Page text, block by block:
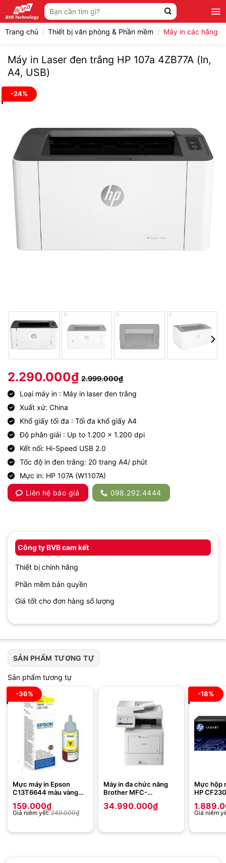
qua
nội
Tìm
kiếm:
Trang chủ / Thiết bị văn phòng & Phần mềm / Máy in các hãng
Máy in Laser đen trắng HP 107a 4ZB77A (In,
A4, USB)
-24%
2.290.000₫ 2.999.000₫
Loại máy in : Máy in laser đen trắng
Xuất xứ: China
Khổ giấy tối đa : Tối đa khổ giấy A4
Độ phân giải : Up to 1.200 x 1.200 dpi
Kết nối: Hi-Speed USB 2.0
Tốc độ in đen trắng: 20 trang A4/ phút
Mực in: HP 107A (W1107A)
Liên hệ báo giá
098.292.4444
Công ty BVB cam kết
Thiết bị chính hãng
Phần mềm bản quyền
Giá tốt cho đơn hàng số lượng
SẢN PHẨM TƯƠNG TỰ
Sản phẩm tương tự
-36%
Mực máy in Epson
C13T6644 màu vàng
L120/L300/L310/L350/L355/L365/L550/L455/L555/L565/L1300/
159.000₫
Giá niêm yết:249.000₫
Máy in đa chức năng
Brother MFC-
34.990.000₫
-18%
Mực hộp
HP
M203dn
Giá niêm